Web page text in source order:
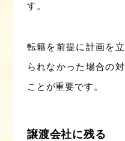
す。
転籍を前提に計画を
られなかった場合の
ことが重要です。
譲渡会社に残る